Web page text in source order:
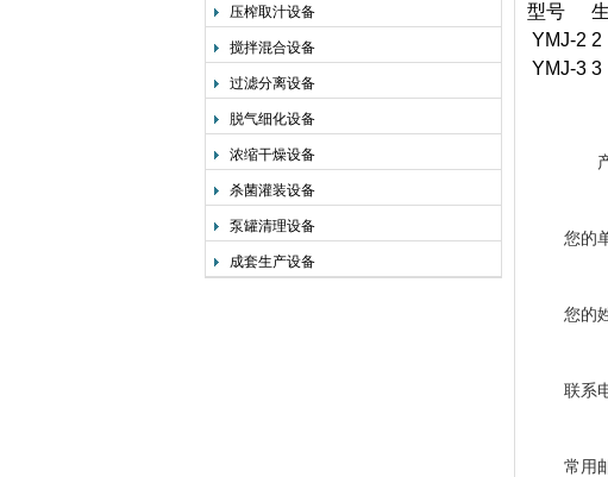
压榨取汁设备
搅拌混合设备
过滤分离设备
脱气细化设备
浓缩干燥设备
杀菌灌装设备
泵罐清理设备
成套生产设备
型号
YMJ-2 2
YMJ-3 3
您的
您的
联系
常用